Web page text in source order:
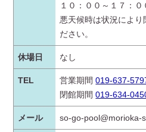
１０：００～１７：０
悪天候時は状況により
ださい。
休場日 なし
TEL 営業期間019-637-
閉館期間019-634-
メール so-go-pool@morioka-